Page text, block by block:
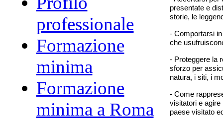
professionale
Formazione
minima
Formazione
minima a Roma
presentate e
storie, le
- Comportarsi
che
- Proteggere la
sforzo per
natura, i siti, i
- Come
visitatori e agire
paese visitato